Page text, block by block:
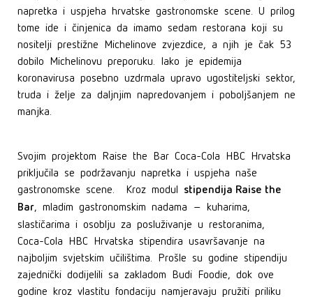
napretka i uspjeha hrvatske gastronomske scene. U prilog
tome ide i činjenica da imamo sedam restorana koji su
nositelji prestižne Michelinove zvjezdice, a njih je čak 53
dobilo Michelinovu preporuku. Iako je epidemija
koronavirusa posebno uzdrmala upravo ugostiteljski sektor,
truda i želje za daljnjim napredovanjem i poboljšanjem ne
manjka.
Svojim projektom Raise the Bar Coca-Cola HBC Hrvatska
priključila se podržavanju napretka i uspjeha naše
gastronomske scene. Kroz modul stipendija Raise the
Bar , mladim gastronomskim nadama – kuharima,
slastičarima i osoblju za posluživanje u restoranima,
Coca-Cola HBC Hrvatska stipendira usavršavanje na
najboljim svjetskim učilištima. Prošle su godine stipendiju
zajednički dodijelili sa zakladom Budi Foodie, dok ove
godine kroz vlastitu fondaciju namjeravaju pružiti priliku